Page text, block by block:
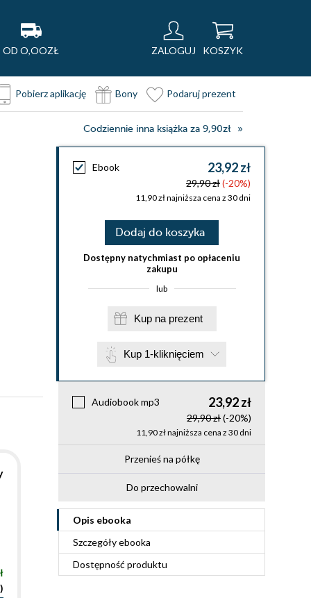
OD O,OOZŁ ZALOGUJ KOSZYK
Pobierz aplikację Bony Podaruj prezent
Codziennie inna książka za 9,90zł
Ebook 23,92 zł
29,90 zł(-20%)
11,90 zł najniższa cena z 30 dni
Dodaj do koszyka
Dostępny natychmiast po opłaceniu
zakupu
lub
Kup na prezent
Kup 1-kliknięciem
Audiobook mp3 23,92 zł
29,90 zł(-20%)
11,90 zł najniższa cena z 30 dni
Przenieś na półkę
Do przechowalni
Opis ebooka
Szczegółyebooka
Dostępność produktu